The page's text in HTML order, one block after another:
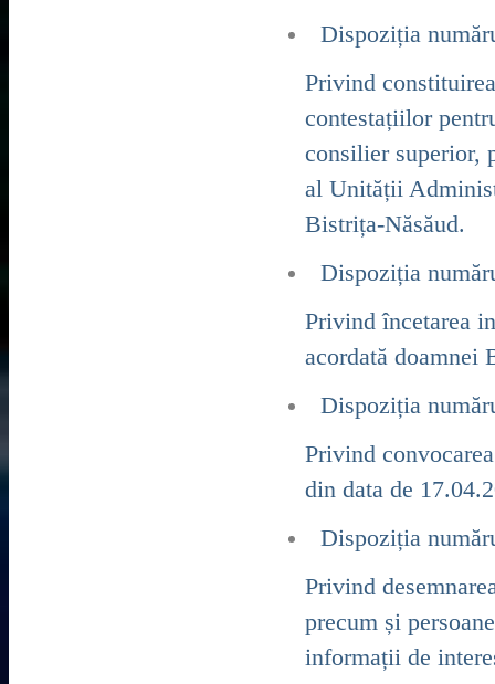
Dispoziția
Privind
contestațiilor
consilier superior,
al Unității
Bistrița-Năsăud.
Dispoziția
Privind încetarea
acordată doamnei
Dispoziția
Privind
din data de
Dispoziția
Privind
precum și
informații de